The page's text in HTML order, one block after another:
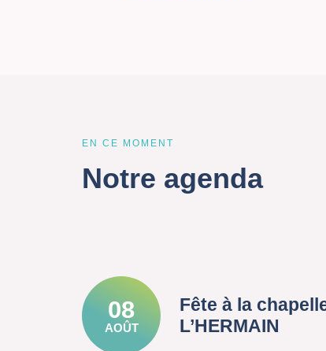
EN CE MOMENT
Notre agenda
08
AOÛT
Fête à la
L’HERMAIN